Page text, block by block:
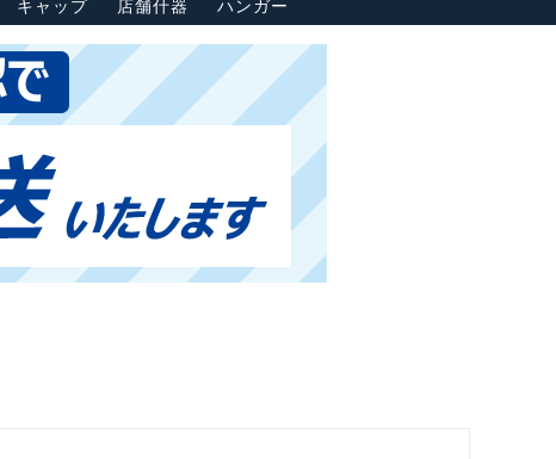
キャップ 店舗什器 ハンガー